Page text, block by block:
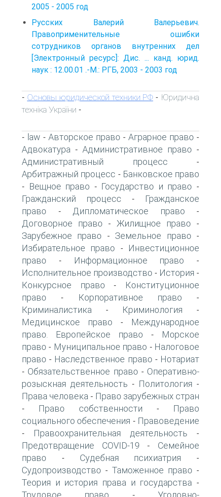
2005 - 2005 год
Русских Валерий Валерьевич.
Правоприменительные ошибки
сотрудников органов внутренних дел
[Электронный ресурс]: Дис. ... канд. юрид.
наук : 12.00.01 .-М.: РГБ, 2003 - 2003 год
- Основы юридической техники РФ - Юридична
техніка України -
- law - Авторское право - Аграрное право -
Адвокатура - Административное право -
Административный процесс -
Арбитражный процесс - Банковское право
- Вещное право - Государство и право -
Гражданский процесс -
Гражданское
право - Дипломатическое право -
Договорное право - Жилищное право -
Зарубежное право - Земельное право -
Избирательное право -
Инвестиционное
право - Информационное право -
Исполнительное производство - История -
Конкурсное право -
Конституционное
право - Корпоративное право -
Криминалистика - Криминология -
Медицинское право -
Международное
право. Европейское право -
Морское
право - Муниципальное право - Налоговое
право - Наследственное право - Нотариат
- Обязательственное право - Оперативно-
розыскная деятельность - Политология -
Права человека - Право зарубежных стран
- Право собственности -
Право
социального обеспечения - Правоведение
- Правоохранительная деятельность -
Предотвращение COVID-19 - Семейное
право - Судебная психиатрия -
Судопроизводство - Таможенное право -
Теория и история права и государства -
Трудовое право Уголовно-